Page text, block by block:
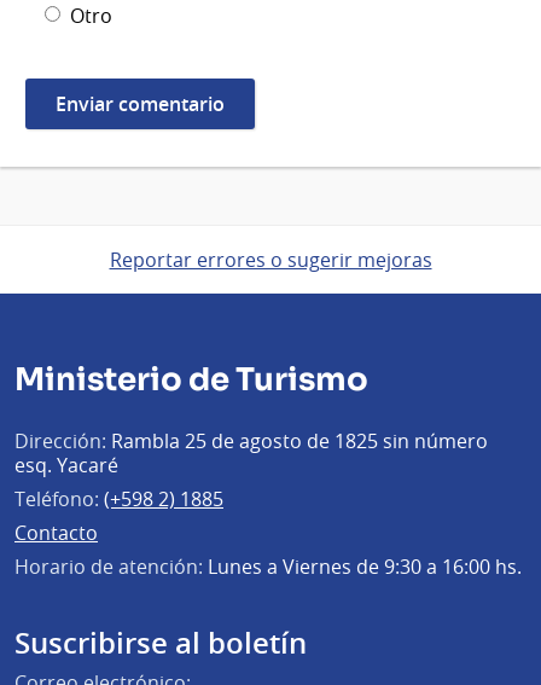
Otro
Reportar errores o sugerir mejoras
Ministerio de Turismo
Dirección: Rambla 25 de agosto de 1825 sin número
esq. Yacaré
Teléfono: (+598 2) 1885
Contacto
Horario de atención: Lunes a Viernes de 9:30 a 16:00 hs.
Suscribirse al boletín